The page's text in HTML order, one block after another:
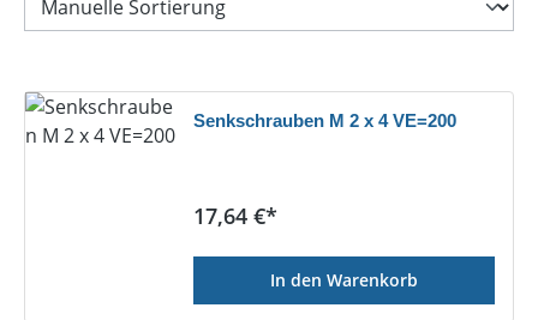
Senkschrauben M 2 x 4 VE=200
Regulärer Preis:
17,64 €*
In den Warenkorb